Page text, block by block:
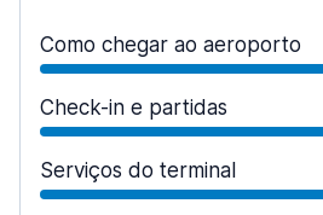
Como chegar ao aeroporto
Check-in e partidas
Serviços do terminal